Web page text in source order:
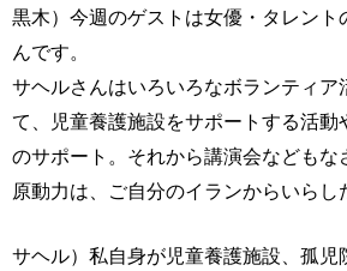
黒木）今週のゲストは女優・タレント
んです。
サヘルさんはいろいろなボランティア
て、児童養護施設をサポートする活動
のサポート。それから講演会などもな
原動力は、ご自分のイランからいらし
サヘル）私自身が児童養護施設、孤児